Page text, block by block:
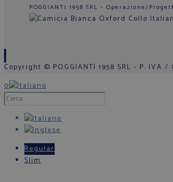
POGGIANTI 1958 SRL - Operazione/
Copyright © POGGIANTI 1958 SRL - P. IVA
0
Regular
Slim